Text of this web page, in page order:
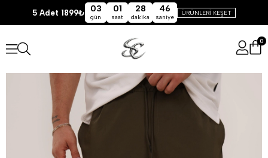
5 Adet 1899₺ 03
gün
01
saat
28
dakika
46
saniye
ÜRÜNLERİ KEŞET
0